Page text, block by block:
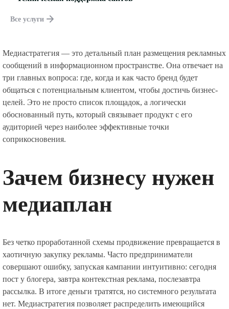
Все услуги
Медиастратегия — это детальный план размещения рекламных
сообщений в информационном пространстве. Она отвечает на
три главных вопроса: где, когда и как часто бренд будет
общаться с потенциальным клиентом, чтобы достичь бизнес-
целей. Это не просто список площадок, а логически
обоснованный путь, который связывает продукт с его
аудиторией через наиболее эффективные точки
соприкосновения.
Зачем бизнесу нужен
медиаплан
Без четко проработанной схемы продвижение превращается в
хаотичную закупку рекламы. Часто предприниматели
совершают ошибку, запуская кампании интуитивно: сегодня
пост у блогера, завтра контекстная реклама, послезавтра
рассылка. В итоге деньги тратятся, но системного результата
нет. Медиастратегия позволяет распределить имеющийся